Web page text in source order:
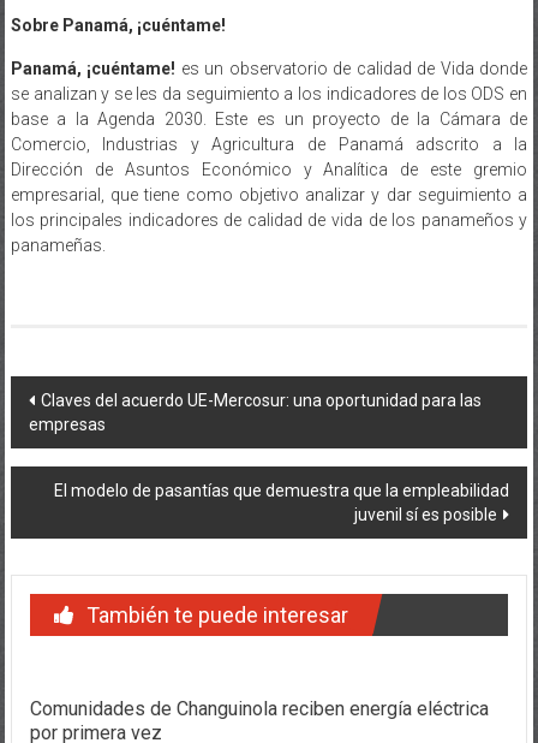
Sobre Panamá, ¡cuéntame!
Panamá, ¡cuéntame! es un observatorio de calidad de Vida donde
se analizan y se les da seguimiento a los indicadores de los ODS en
base a la Agenda 2030. Este es un proyecto de la Cámara de
Comercio, Industrias y Agricultura de Panamá adscrito a la
Dirección de Asuntos Económico y Analítica de este gremio
empresarial, que tiene como objetivo analizar y dar seguimiento a
los principales indicadores de calidad de vida de los panameños y
panameñas.
Navegación
de
entradas
Claves del acuerdo UE-Mercosur: una oportunidad para las
empresas
El modelo de pasantías que demuestra que la empleabilidad
juvenil sí es posible
También te puede interesar
Comunidades de Changuinola reciben energía eléctrica
por primera vez